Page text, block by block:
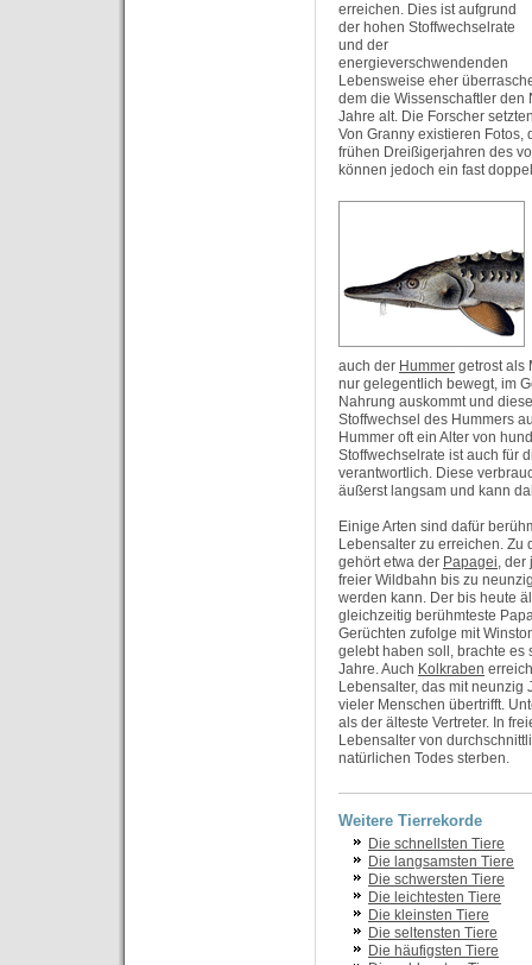
erreichen. Dies ist aufgrund
der hohen Stoffwechselrate
und der
energieverschwendenden
Lebensweise eher
dem die Wissenschaftler den
Jahre alt. Die Forscher
Von Granny existieren
frühen Dreißigerjahren des
können jedoch ein fast
auch der Hummer getrost als
nur gelegentlich bewegt, im
Nahrung auskommt und
Stoffwechsel des Hummers
Hummer oft ein Alter von
Stoffwechselrate ist auch für
verantwortlich. Diese
äußerst langsam und kann
Einige Arten sind dafür
Lebensalter zu erreichen. Zu
gehört etwa der Papagei, der
freier Wildbahn bis zu
werden kann. Der bis heute
gleichzeitig berühmteste
Gerüchten zufolge mit
gelebt haben soll, brachte es
Jahre. Auch Kolkraben
Lebensalter, das mit neunzig
vieler Menschen übertrifft.
als der älteste Vertreter. In
Lebensalter von
natürlichen Todes sterben.
Weitere Tierrekorde
Die schnellsten Tiere
Die langsamsten Tiere
Die schwersten Tiere
Die leichtesten Tiere
Die kleinsten Tiere
Die seltensten Tiere
Die häufigsten Tiere